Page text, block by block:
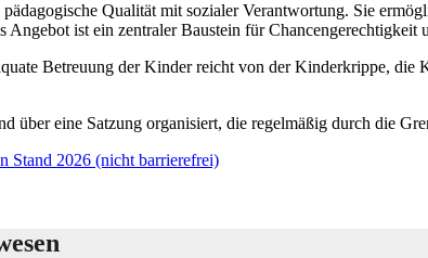
Qualität mit sozialer Verantwortung. Sie
Angebot ist ein zentraler Baustein für
Betreuung der Kinder reicht von der Kinderkrippe,
über eine Satzung organisiert, die regelmäßig durch die
Stand 2026 (nicht barrierefrei)